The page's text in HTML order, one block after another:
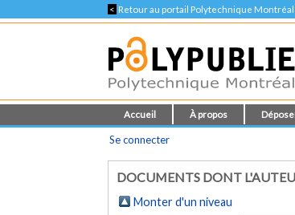
< Retour au portail Polytechnique Montréal
Accueil À propos
Se connecter
DOCUMENTS DONT
Monter d'un niveau